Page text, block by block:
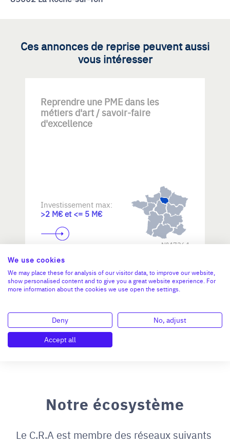
Ces annonces de reprise peuvent aussi
vous intéresser
Reprendre une PME dans les
métiers d'art / savoir-faire
d'excellence
Investissement max:
>2 M€ et <= 5 M€
N°47264
Notre écosystème
Le C.R.A est membre des réseaux suivants
We use cookies
We may place these for analysis of our visitor data, to improve our website,
show personalised content and to give you a great website experience. For
more information about the cookies we use open the settings.
Deny
No, adjust
Accept all